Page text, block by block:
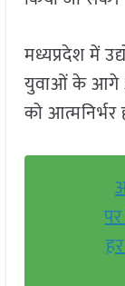
मध्यप्रदेश में
युवाओं के आगे
को